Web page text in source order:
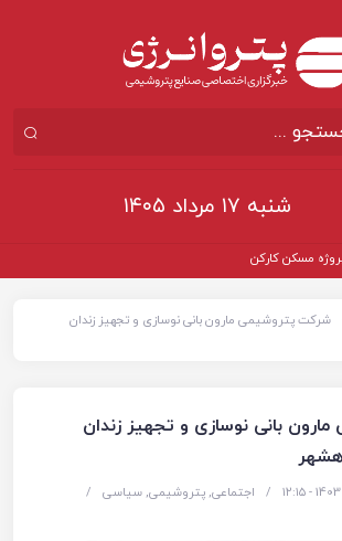
شنبه ۱۷ مرداد ۱۴۰۵
مسکن کارکنان وزارت نف
شرکت پتروشیمی مارون بانی نوسازی و تجهیز زندان
بانی نوسازی و تجهیز زندان
/ اجتماعی, پتروشیمی, سیاسی
/